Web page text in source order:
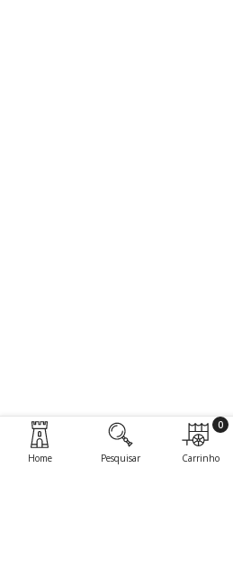
Home Pesquisar
0
Carrinho